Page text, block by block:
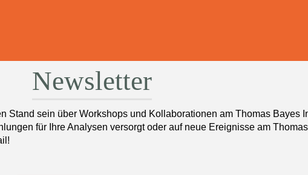
Newsletter
Stand sein über Workshops und Kollaborationen am Thomas Bayes
für Ihre Analysen versorgt oder auf neue Ereignisse am